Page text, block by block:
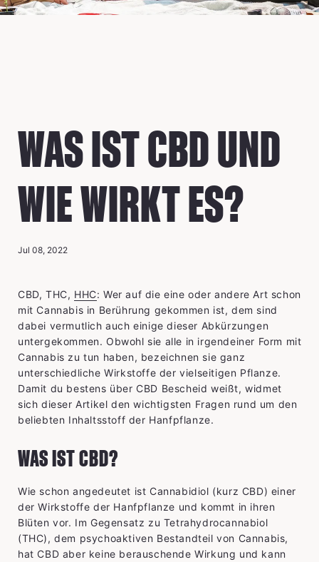
WAS IST CBD UND
WIE WIRKT ES?
Jul 08, 2022
CBD, THC, HHC: Wer auf die eine oder andere Art schon
mit Cannabis in Berührung gekommen ist, dem sind
dabei vermutlich auch einige dieser Abkürzungen
untergekommen. Obwohl sie alle in irgendeiner Form mit
Cannabis zu tun haben, bezeichnen sie ganz
unterschiedliche Wirkstoffe der vielseitigen Pflanze.
Damit du bestens über CBD Bescheid weißt, widmet
sich dieser Artikel den wichtigsten Fragen rund um den
beliebten Inhaltsstoff der Hanfpflanze.
WAS IST CBD?
Wie schon angedeutet ist Cannabidiol (kurz CBD) einer
der Wirkstoffe der Hanfpflanze und kommt in ihren
Blüten vor. Im Gegensatz zu Tetrahydrocannabiol
(THC), dem psychoaktiven Bestandteil von Cannabis,
hat CBD aber keine berauschende Wirkung und kann